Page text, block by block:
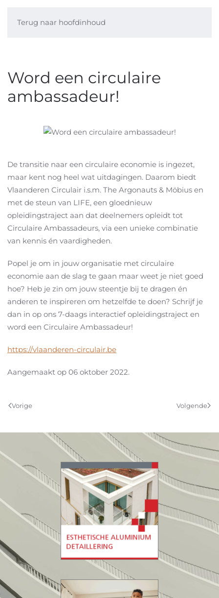
Terug naar hoofdinhoud
Word een circulaire
ambassadeur!
De transitie naar een circulaire economie is ingezet,
maar kent nog heel wat uitdagingen. Daarom biedt
Vlaanderen Circulair i.s.m. The Argonauts & Möbius en
met de steun van LIFE, een gloednieuw
opleidingstraject aan dat deelnemers opleidt tot
Circulaire Ambassadeurs, via een unieke combinatie
van kennis én vaardigheden.
Popel je om in jouw organisatie met circulaire
economie aan de slag te gaan maar weet je niet goed
hoe? Heb je zin om jouw steentje bij te dragen én
anderen te inspireren om hetzelfde te doen? Schrijf je
dan in op ons 7-daags interactief opleidingstraject en
word een Circulaire Ambassadeur!
https://vlaanderen-circulair.be
Aangemaakt op 06 oktober 2022.
Vorige Volgende